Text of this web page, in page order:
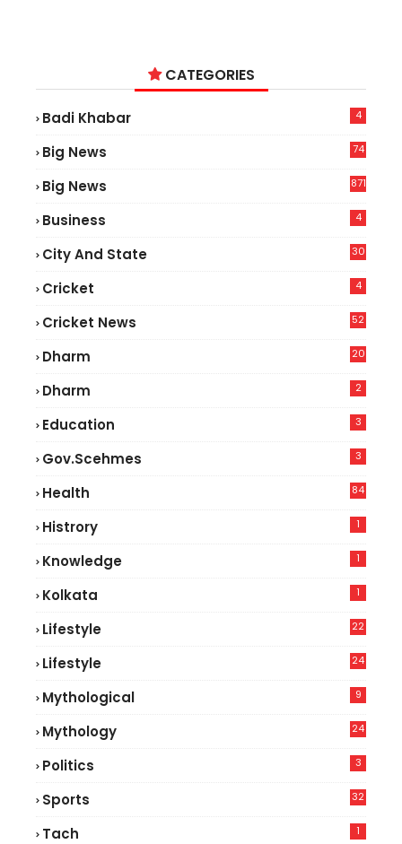
CATEGORIES
Badi Khabar 4
Big News
74
Big News 871
Business 4
City And State 30
Cricket 4
Cricket News
52
Dharm 20
Dharm 2
Education 3
Gov.scehmes 3
Health
84
Histrory 1
Knowledge 1
Kolkata 1
Lifestyle
22
Lifestyle
24
Mythological 9
Mythology 24
Politics 3
Sports 32
Tach 1